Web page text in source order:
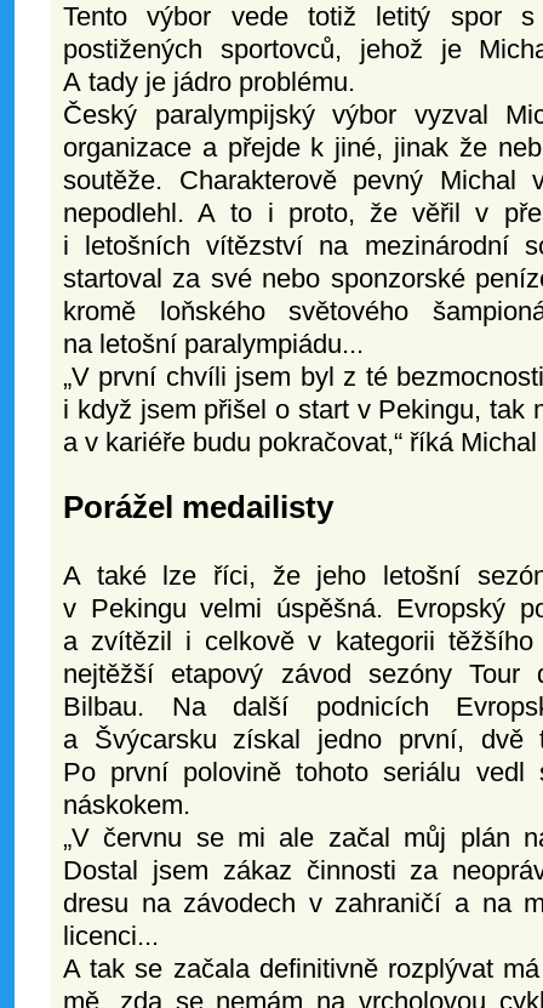
Tento výbor vede totiž letitý spor s
postižených sportovců, jehož je
A tady je jádro problému.
Český paralympijský výbor vyzval
organizace a přejde k jiné, jinak že
soutěže. Charakterově pevný Michal
nepodlehl. A to i proto, že věřil v
i letošních vítězství na mezinárodní
startoval za své nebo sponzorské
kromě loňského světového
na letošní paralympiádu...
„V první chvíli jsem byl z té
i když jsem přišel o start v Pekingu, tak
a v kariéře budu pokračovat,“ říká
Porážel medailisty
A také lze říci, že jeho letošní
v Pekingu velmi úspěšná. Evropský
a zvítězil i celkově v kategorii
nejtěžší etapový závod sezóny Tour
Bilbau. Na další podnicích
a Švýcarsku získal jedno první,
Po první polovině tohoto seriálu vedl
náskokem.
„V červnu se mi ale začal můj plán
Dostal jsem zákaz činnosti za
dresu na závodech v zahraničí a na
licenci...
A tak se začala definitivně rozplývat
mě, zda se nemám na vrcholovou